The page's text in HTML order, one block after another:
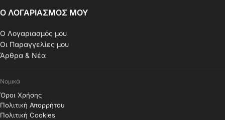
Ο ΛΟΓΑΡΙΑΣΜΟΣ ΜΟΥ
Ο Λογαριασμός μου
Οι Παραγγελίες μου
Άρθρα & Νέα
Νομικά
Όροι Χρήσης
Πολιτική Απορρήτου
Πολιτική Cookies